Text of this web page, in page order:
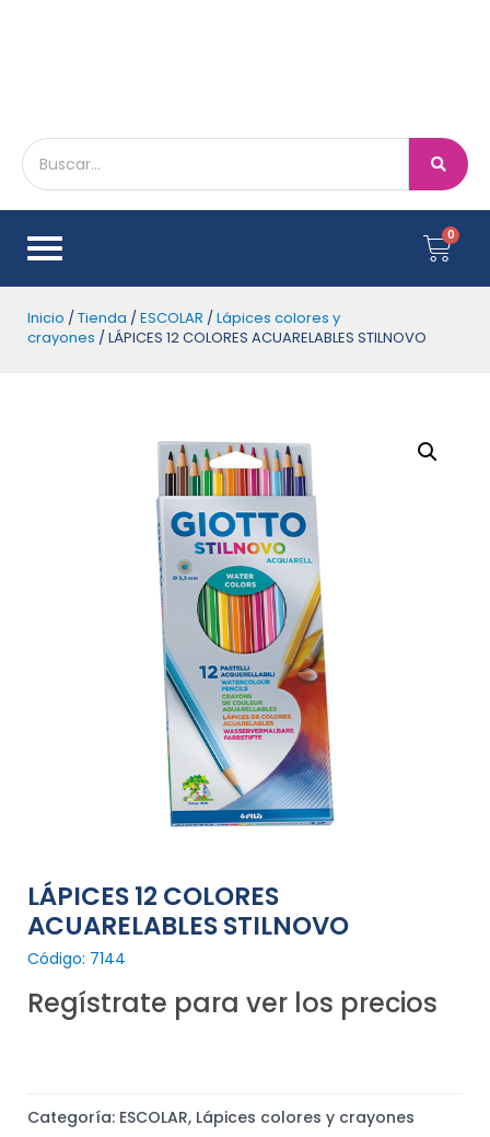
Inicio /Tienda /ESCOLAR /Lápices colores y
crayones / LÁPICES 12 COLORES ACUARELABLES STILNOVO
LÁPICES 12 COLORES
ACUARELABLES STILNOVO
Código: 7144
Regístrate para ver los precios
Categoría: ESCOLAR, Lápices colores y crayones